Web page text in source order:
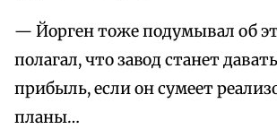
— Йорген тоже подумывал об
полагал, что завод станет
прибыль, если он сумеет
планы…